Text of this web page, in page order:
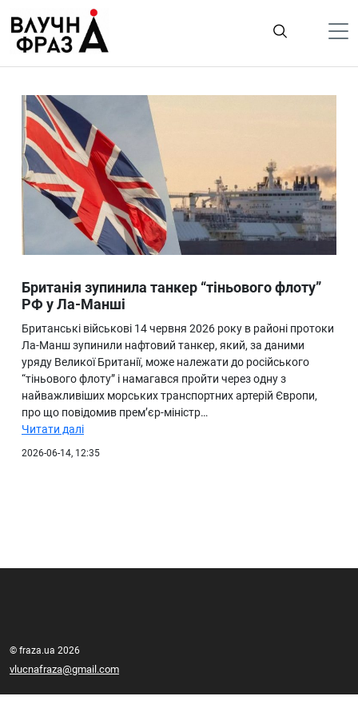
содержимому
Гроші
Життя
Лайфстайл
ТехноНаука
Людина
Ukraine
Про нас
Британія зупинила танкер “тіньового флоту”
РФ у Ла-Манші
Британські військові 14 червня 2026 року в районі протоки
Ла-Манш зупинили нафтовий танкер, який, за даними
уряду Великої Британії, може належати до російського
“тіньового флоту” і намагався пройти через одну з
найважливіших морських транспортних артерій Європи,
про що повідомив прем’єр-міністр…
Читати далі
2026-06-14, 12:35
© fraza.ua 2026
vlucnafraza@gmail.com